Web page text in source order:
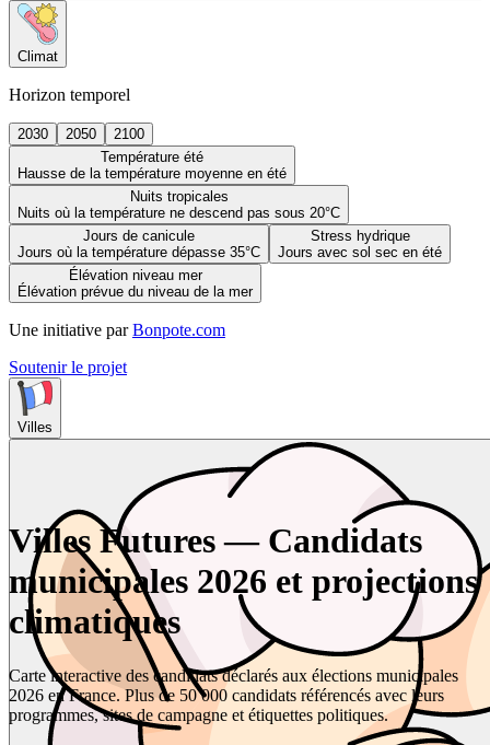
Climat
Horizon temporel
2030 2050
2100
Température été
Hausse de la température moyenne en été
Nuits tropicales
Nuits où la température ne descend pas sous 20°C
Jours de canicule
Jours où la température dépasse 35°C
Stress hydrique
Jours avec sol sec en été
Élévation niveau mer
Élévation prévue du niveau de la mer
Une initiative par Bonpote.com
Soutenir le projet
Villes
Villes Futures — Candidats
municipales 2026 et projections
climatiques
Carte interactive des candidats déclarés aux élections municipales
2026 en France. Plus de 50 000 candidats référencés avec leurs
programmes, sites de campagne et étiquettes politiques.